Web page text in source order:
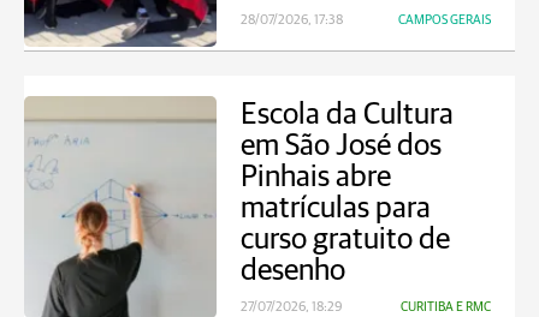
28/07/2026, 17:38 CAMPOS GERAIS
Escola da Cultura
em São José dos
Pinhais abre
matrículas para
curso gratuito de
desenho
27/07/2026, 18:29 CURITIBA E RMC